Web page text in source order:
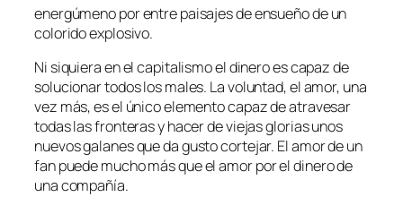
ener­gú­meno por en­tre pai­sa­jes de en­sue­ño de un
co­lo­ri­do explosivo.
Ni si­quie­ra en el ca­pi­ta­lis­mo el di­ne­ro es ca­paz de
so­lu­cio­nar to­dos los ma­les. La vo­lun­tad, el amor, una
vez más, es el úni­co ele­men­to ca­paz de atra­ve­sar
to­das las fron­te­ras y ha­cer de vie­jas glo­rias unos
nue­vos ga­la­nes que da gus­to cor­te­jar. El amor de un
fan pue­de mu­cho más que el amor por el di­ne­ro de
una compañía.